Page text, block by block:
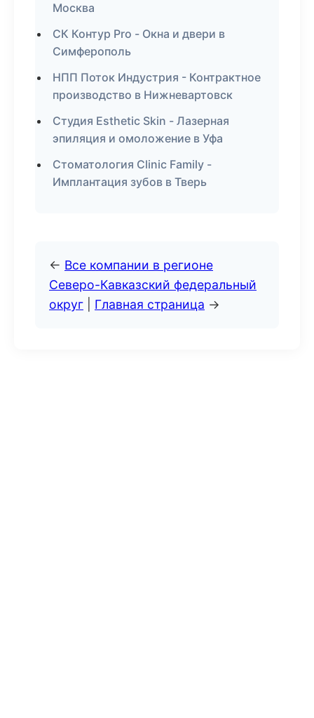
Москва
СК Контур Pro - Окна и двери в
Симферополь
НПП Поток Индустрия - Контрактное
производство в Нижневартовск
Студия Esthetic Skin - Лазерная
эпиляция и омоложение в Уфа
Стоматология Clinic Family -
Имплантация зубов в Тверь
← Все компании в регионе
Северо-Кавказский федеральный
округ
Главная страница →